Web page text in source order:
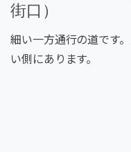
街口）
細い一方通行の道です
い側にあります。